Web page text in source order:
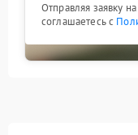
Отправляя заявку
соглашаетесь с